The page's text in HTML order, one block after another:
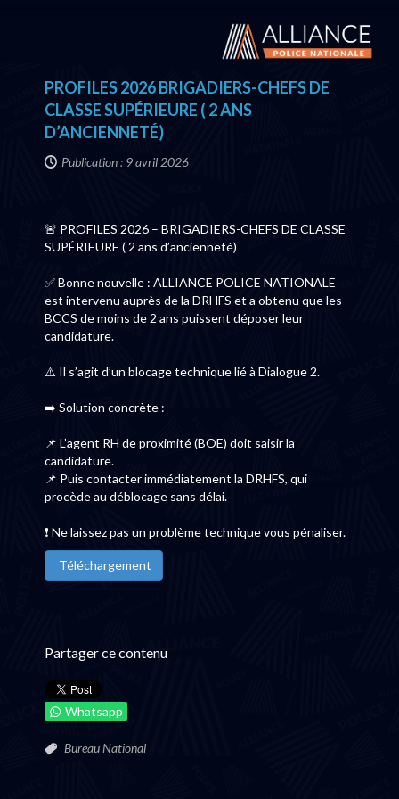
PROFILES 2026 BRIGADIERS-CHEFS DE
CLASSE SUPÉRIEURE ( 2 ANS
D’ANCIENNETÉ)
Publication : 9 avril 2026
🚨 PROFILES 2026 – BRIGADIERS-CHEFS DE CLASSE
SUPÉRIEURE ( 2 ans d’ancienneté)
✅ Bonne nouvelle : ALLIANCE POLICE NATIONALE
est intervenu auprès de la DRHFS et a obtenu que les
BCCS de moins de 2 ans puissent déposer leur
candidature.
⚠️ Il s’agit d’un blocage technique lié à Dialogue 2.
➡️ Solution concrète :
📌 L’agent RH de proximité (BOE) doit saisir la
candidature.
📌 Puis contacter immédiatement la DRHFS, qui
procède au déblocage sans délai.
❗ Ne laissez pas un problème technique vous pénaliser.
Téléchargement
Partager ce contenu
Whatsapp
Bureau National